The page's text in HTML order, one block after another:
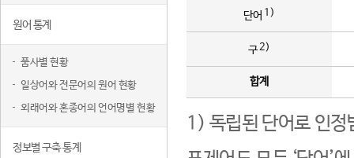
원어 통계
품사별 현황
일상어와 전문어의 원어 현황
외래어와 혼종어의 언어명별 현황
정보별 구축 통계
단어 1)
구2)
합계
1) 독립된 단어로 인정